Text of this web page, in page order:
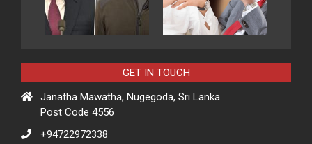
GET IN TOUCH
Janatha Mawatha, Nugegoda, Sri Lanka
Post Code 4556
+94722972338